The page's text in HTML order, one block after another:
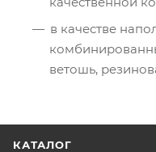
в качестве
ветошь,
КАТАЛОГ